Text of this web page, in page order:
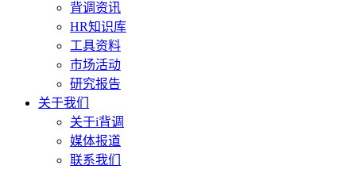
背调资讯
HR知识库
工具资料
市场活动
研究报告
关于我们
关于i背调
媒体报道
联系我们